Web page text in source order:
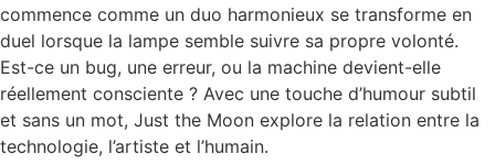
commence comme un duo harmonieux se transforme en
duel lorsque la lampe semble suivre sa propre volonté.
Est-ce un bug, une erreur, ou la machine devient-elle
réellement consciente ? Avec une touche d’humour subtil
et sans un mot, Just the Moon explore la relation entre la
technologie, l’artiste et l’humain.